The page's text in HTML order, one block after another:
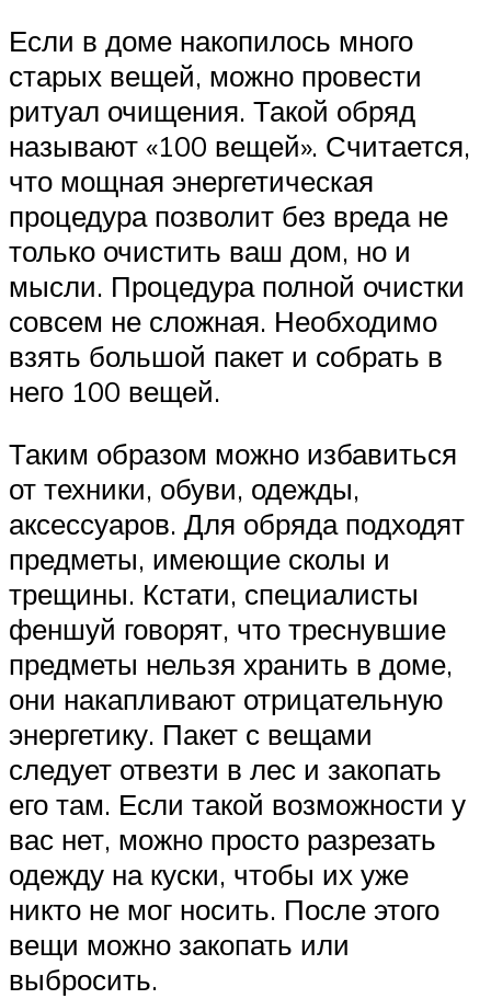
Если в доме накопилось много
старых вещей, можно провести
ритуал очищения. Такой обряд
называют «100 вещей». Считается,
что мощная энергетическая
процедура позволит без вреда не
только очистить ваш дом, но и
мысли. Процедура полной очистки
совсем не сложная. Необходимо
взять большой пакет и собрать в
него 100 вещей.
Таким образом можно избавиться
от техники, обуви, одежды,
аксессуаров. Для обряда подходят
предметы, имеющие сколы и
трещины. Кстати, специалисты
феншуй говорят, что треснувшие
предметы нельзя хранить в доме,
они накапливают отрицательную
энергетику. Пакет с вещами
следует отвезти в лес и закопать
его там. Если такой возможности у
вас нет, можно просто разрезать
одежду на куски, чтобы их уже
никто не мог носить. После этого
вещи можно закопать или
выбросить.